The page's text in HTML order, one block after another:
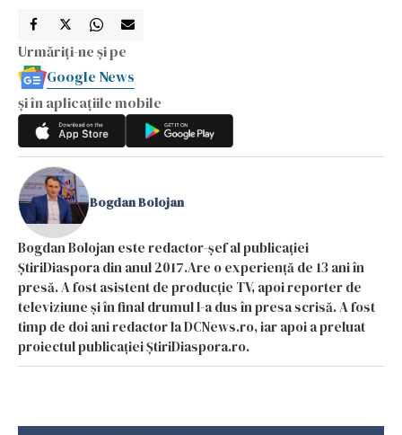
Urmăriți-ne și pe
Google News
și în aplicațiile mobile
Bogdan Bolojan
Bogdan Bolojan este redactor-șef al publicației
ȘtiriDiaspora din anul 2017.Are o experiență de 13 ani în
presă. A fost asistent de producție TV, apoi reporter de
televiziune și în final drumul l-a dus în presa scrisă. A fost
timp de doi ani redactor la DCNews.ro, iar apoi a preluat
proiectul publicației ȘtiriDiaspora.ro.